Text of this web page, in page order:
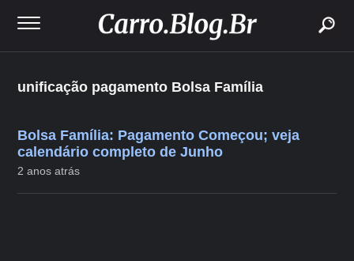
unificação pagamento Bolsa Família
Bolsa Família: Pagamento Começou; veja
calendário completo de Junho
2 anos atrás